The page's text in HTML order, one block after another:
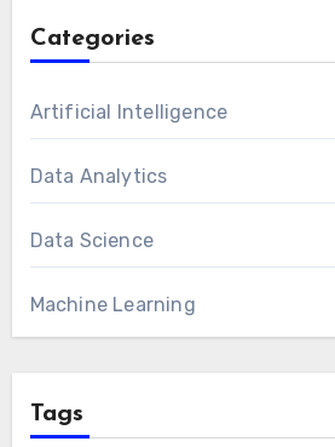
Categories
Artificial Intelligence
Data Analytics
Data Science
Machine Learning
Tags